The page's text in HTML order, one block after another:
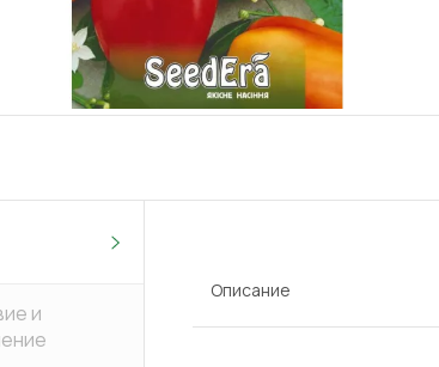
и
Описание